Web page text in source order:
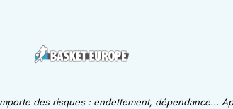
des risques : endettement, dépendance...